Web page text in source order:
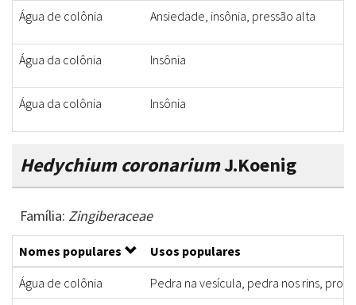
Água de colônia Ansiedade, insônia, pressão alta
Água da colônia Insônia
Água da colônia Insônia
Hedychium coronariumJ.Koenig
Família: Zingiberaceae
Nomes populares
Usos populares
Água de colônia
Pedra na vesícula, pedra nos rins,